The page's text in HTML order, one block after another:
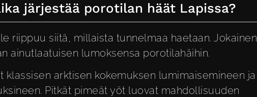
järjestää porotilan häät Lapissa?
riippuu siitä, millaista tunnelmaa haetaan. Jokainen
ainutlaatuisen lumoksensa porotilahäihin.
klassisen arktisen kokemuksen lumimaisemineen ja
Pitkät pimeät yöt luovat mahdollisuuden